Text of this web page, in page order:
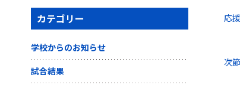
応
次
カテゴリー
学校からのお知らせ
試合結果